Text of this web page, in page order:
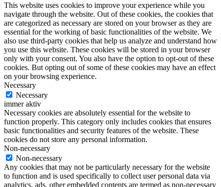
This website uses cookies to improve your experience while you
navigate through the website. Out of these cookies, the cookies that
are categorized as necessary are stored on your browser as they are
essential for the working of basic functionalities of the website. We
also use third-party cookies that help us analyze and understand how
you use this website. These cookies will be stored in your browser
only with your consent. You also have the option to opt-out of these
cookies. But opting out of some of these cookies may have an effect
on your browsing experience.
Necessary
Necessary
immer aktiv
Necessary cookies are absolutely essential for the website to
function properly. This category only includes cookies that ensures
basic functionalities and security features of the website. These
cookies do not store any personal information.
Non-necessary
Non-necessary
Any cookies that may not be particularly necessary for the website
to function and is used specifically to collect user personal data via
analytics, ads, other embedded contents are termed as non-necessary